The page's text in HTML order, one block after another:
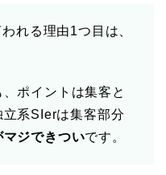
れる理由1つ目は、
ポイントは集客と
系SIerは集客部分
マジできついです。